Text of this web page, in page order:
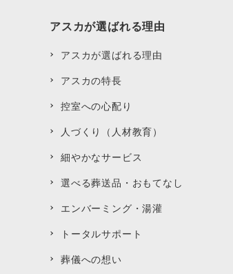
アスカが選ばれる理由
アスカが選ばれる理由
アスカの特長
控室への心配り
人づくり（人材教育）
細やかなサービス
選べる葬送品・おもてなし
エンバーミング・湯灌
トータルサポート
葬儀への想い